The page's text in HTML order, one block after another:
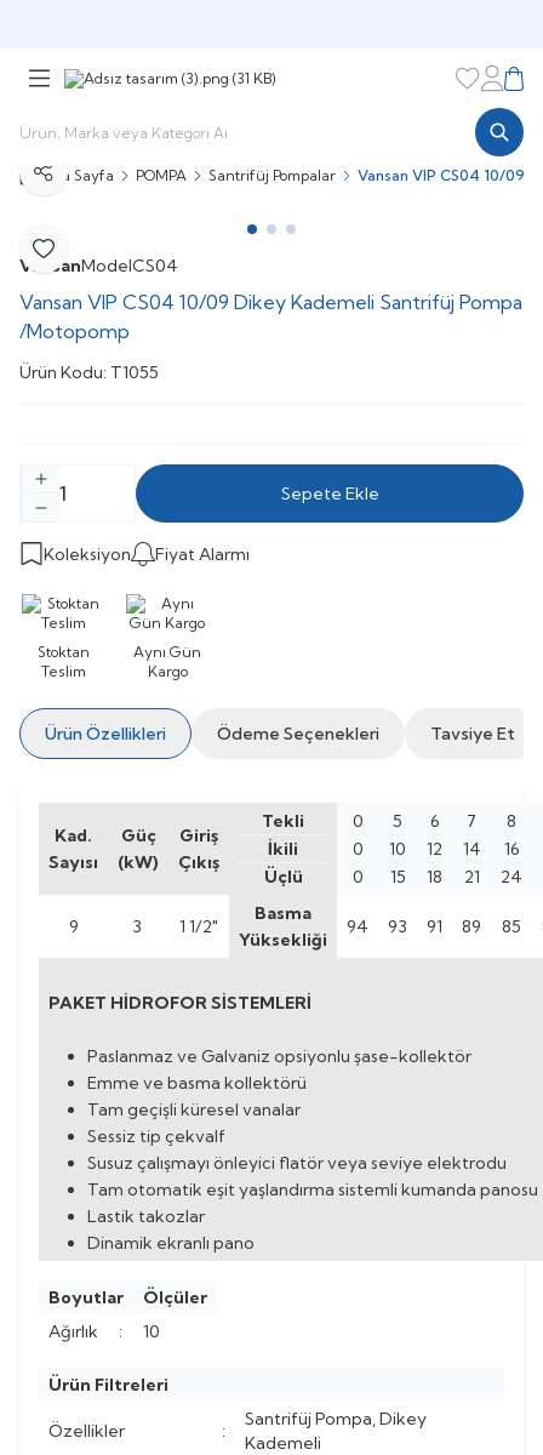
Favorilerim
Ana Sayfa POMPA Santrifüj Pompalar Vansan VIP CS04 10/09
Favoriye Ekle
Paylaş
VansanModelCS04
Vansan VIP CS04 10/09 Dikey Kademeli Santrifüj Pompa
/Motopomp
Ürün Kodu: T1055
Sepete Ekle
Koleksiyon Fiyat Alarmı
Stoktan
Teslim
Aynı Gün
Kargo
Ürün Özellikleri Ödeme Seçenekleri Tavsiye Et
Kad.
Sayısı
Güç
(kW)
Giriş
Çıkış
Tekli
İkili
Üçlü
0
0
0
5
10
15
6
12
18
7
14
21
8
16
24
9 3 1 1/2"
Basma
Yüksekliği
94 93 91 89 85
PAKET HİDROFOR SİSTEMLERİ
Paslanmaz ve Galvaniz opsiyonlu şase-kollektör
Emme ve basma kollektörü
Tam geçişli küresel vanalar
Sessiz tip çekvalf
Susuz çalışmayı önleyici flatör veya seviye elektrodu
Tam otomatik eşit yaşlandırma sistemli kumanda panosu
Lastik takozlar
Dinamik ekranlı pano
Boyutlar
Ölçüler
Ağırlık
: 10
Ürün Filtreleri
Özellikler :
Santrifüj Pompa, Dikey
Kademeli